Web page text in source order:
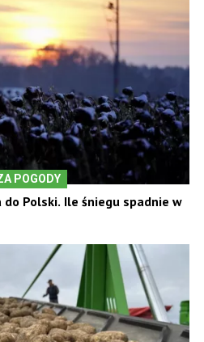
POGODY
Polski. Ile śniegu spadnie w